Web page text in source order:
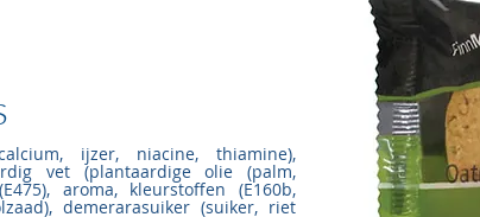
ijzer, niacine, thiamine),
vet (plantaardige olie (palm,
aroma, kleurstoffen (E160b,
demerarasuiker (suiker, riet